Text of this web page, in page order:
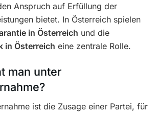
Anspruch auf Erfüllung der
bietet. In Österreich spielen
in Österreich und die
in Österreich eine zentrale Rolle.
man unter
ist die Zusage einer Partei, für